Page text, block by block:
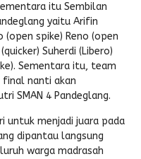
itu Sembilan
yaitu Arifin
spike) Reno (open
Suherdi (Libero)
Sementara itu, team
final nanti akan
SMAN 4 Pandeglang.
untuk menjadi juara pada
dipantau langsung
warga madrasah